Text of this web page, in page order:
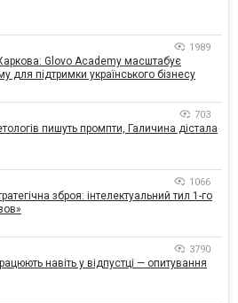
1989
Glovo Academy масштабує
для підтримки українського бізнесу
703
пишуть промпти, Галичина дістала
1066
зброя: інтелектуальний тил 1-го
3790
навіть у відпустці — опитування